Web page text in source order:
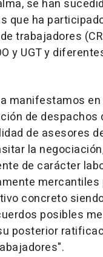
se han
que ha
trabajadores
y UGT y
manifestamos
de despachos
de asesores
la
de carácter
mercantiles
concreto
posibles
posterior